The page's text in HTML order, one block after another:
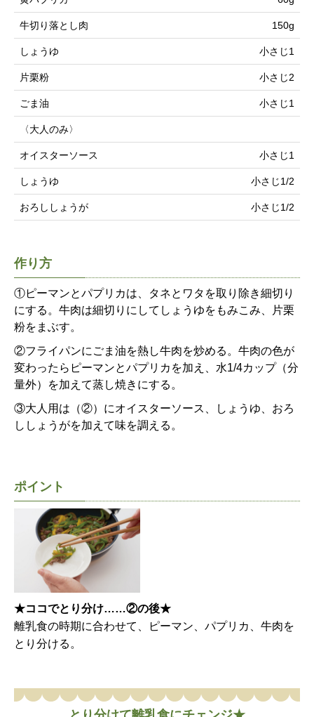
牛切り落とし肉 150g
しょうゆ 小さじ1
片栗粉 小さじ2
ごま油 小さじ1
〈大人のみ〉
オイスターソース 小さじ1
しょうゆ 小さじ1/2
おろししょうが 小さじ1/2
作り方
①ピーマンとパプリカは、タネとワタを取り除き細切り
にする。牛肉は細切りにしてしょうゆをもみこみ、片栗
粉をまぶす。
②フライパンにごま油を熱し牛肉を炒める。牛肉の色が
変わったらピーマンとパプリカを加え、水1/4カップ（分
量外）を加えて蒸し焼きにする。
③大人用は（②）にオイスターソース、しょうゆ、おろ
ししょうがを加えて味を調える。
ポイント
★ココでとり分け……②の後★
離乳食の時期に合わせて、ピーマン、パプリカ、牛肉を
とり分ける。